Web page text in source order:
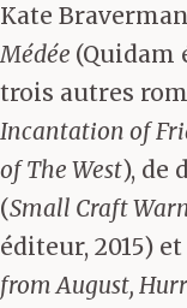
Kate
Médée (Quidam
trois autres
Incantation of
of The West), de
(Small Craft
éditeur, 2015)
from August,